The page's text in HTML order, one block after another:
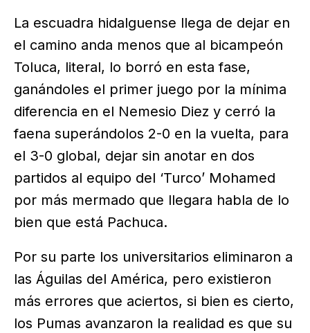
La escuadra hidalguense llega de dejar en
el camino anda menos que al bicampeón
Toluca, literal, lo borró en esta fase,
ganándoles el primer juego por la mínima
diferencia en el Nemesio Diez y cerró la
faena superándolos 2-0 en la vuelta, para
el 3-0 global, dejar sin anotar en dos
partidos al equipo del ‘Turco’ Mohamed
por más mermado que llegara habla de lo
bien que está Pachuca.
Por su parte los universitarios eliminaron a
las Águilas del América, pero existieron
más errores que aciertos, si bien es cierto,
los Pumas avanzaron la realidad es que su